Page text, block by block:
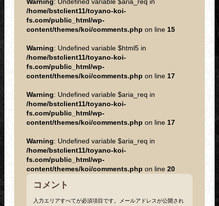
/home/bstclient11/toyano-koi-
fs.com/public_html/wp-
content/themes/koi/comments.php on line 15
Warning: Undefined variable $html5 in
/home/bstclient11/toyano-koi-
fs.com/public_html/wp-
content/themes/koi/comments.php on line 17
Warning: Undefined variable $aria_req in
/home/bstclient11/toyano-koi-
fs.com/public_html/wp-
content/themes/koi/comments.php on line 17
Warning: Undefined variable $aria_req in
/home/bstclient11/toyano-koi-
fs.com/public_html/wp-
content/themes/koi/comments.php on line 20
コメント
入力エリアすべてが必須項目です。メールアドレスが公開され